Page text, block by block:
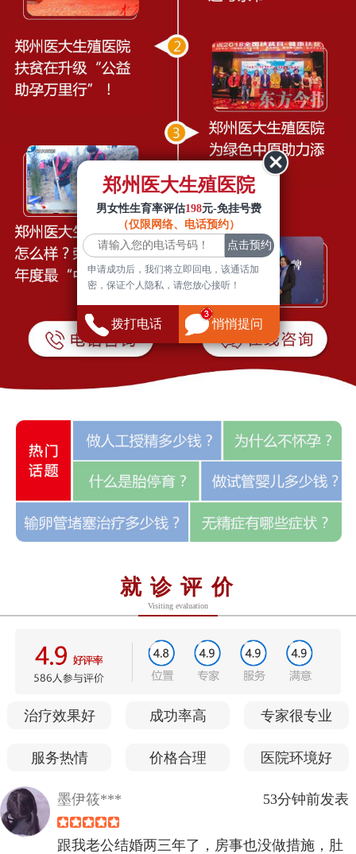
就诊评价
Visiting evaluation
治疗效果好 成功率高 专家很专业
服务热情 价格合理 医院环境好
墨伊筱*** 53分钟前发表
跟我老公结婚两三年了，房事也没做措施，肚
郑州医大生殖医院
男女性生育率评估198元-免挂号费
（仅限网络、电话预约）
申请成功后，我们将立即回电，该通话加
密，保证个人隐私，请您放心接听！
拨打电话 悄悄提问